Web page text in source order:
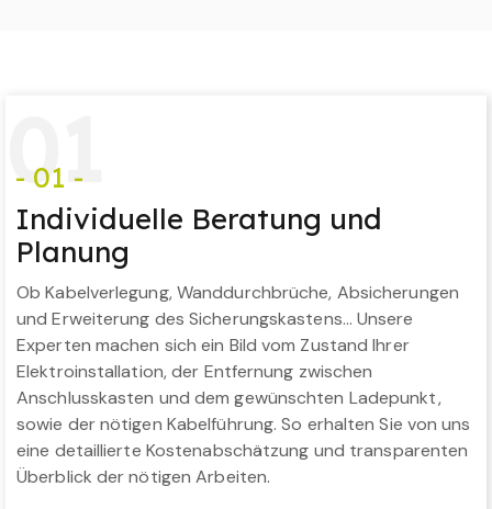
01
- 01 -
Individuelle Beratung und
Planung
Ob Kabelverlegung, Wanddurchbrüche, Absicherungen
und Erweiterung des Sicherungskastens… Unsere
Experten machen sich ein Bild vom Zustand Ihrer
Elektroinstallation, der Entfernung zwischen
Anschlusskasten und dem gewünschten Ladepunkt,
sowie der nötigen Kabelführung. So erhalten Sie von uns
eine detaillierte Kostenabschätzung und transparenten
Überblick der nötigen Arbeiten.